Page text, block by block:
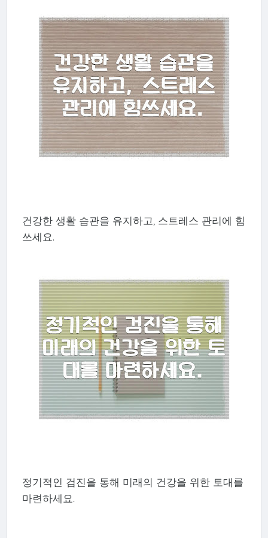
건강한 생활 습관을 유지하고, 스트레스 관리에 힘
쓰세요.
정기적인 검진을 통해 미래의 건강을 위한 토대를
마련하세요.